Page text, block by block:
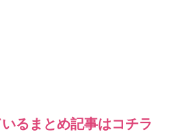
るまとめ記事はコチラ